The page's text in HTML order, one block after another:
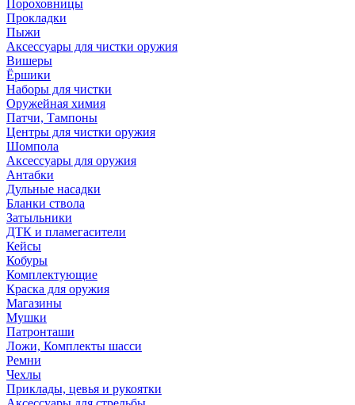
Пороховницы
Прокладки
Пыжи
Аксессуары для чистки оружия
Вишеры
Ёршики
Наборы для чистки
Оружейная химия
Патчи, Тампоны
Центры для чистки оружия
Шомпола
Аксессуары для оружия
Антабки
Дульные насадки
Бланки ствола
Затыльники
ДТК и пламегасители
Кейсы
Кобуры
Комплектующие
Краска для оружия
Магазины
Мушки
Патронташи
Ложи, Комплекты шасси
Ремни
Чехлы
Приклады, цевья и рукоятки